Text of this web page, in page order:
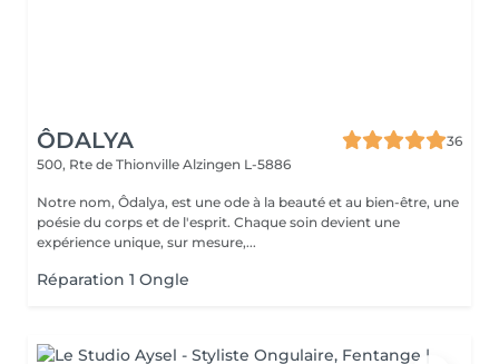
ÔDALYA
36
500, Rte de Thionville Alzingen L-5886
Notre nom, Ôdalya, est une ode à la beauté et au bien-être, une
poésie du corps et de l'esprit. Chaque soin devient une
expérience unique, sur mesure,...
Réparation 1 Ongle